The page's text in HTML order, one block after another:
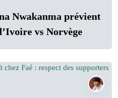
Nwakanma prévient
vs Norvège